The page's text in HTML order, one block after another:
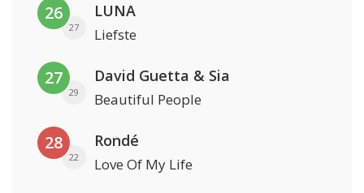
26
27
LUNA
Liefste
27
29
David Guetta & Sia
Beautiful People
28
22
Rondé
Love Of My Life